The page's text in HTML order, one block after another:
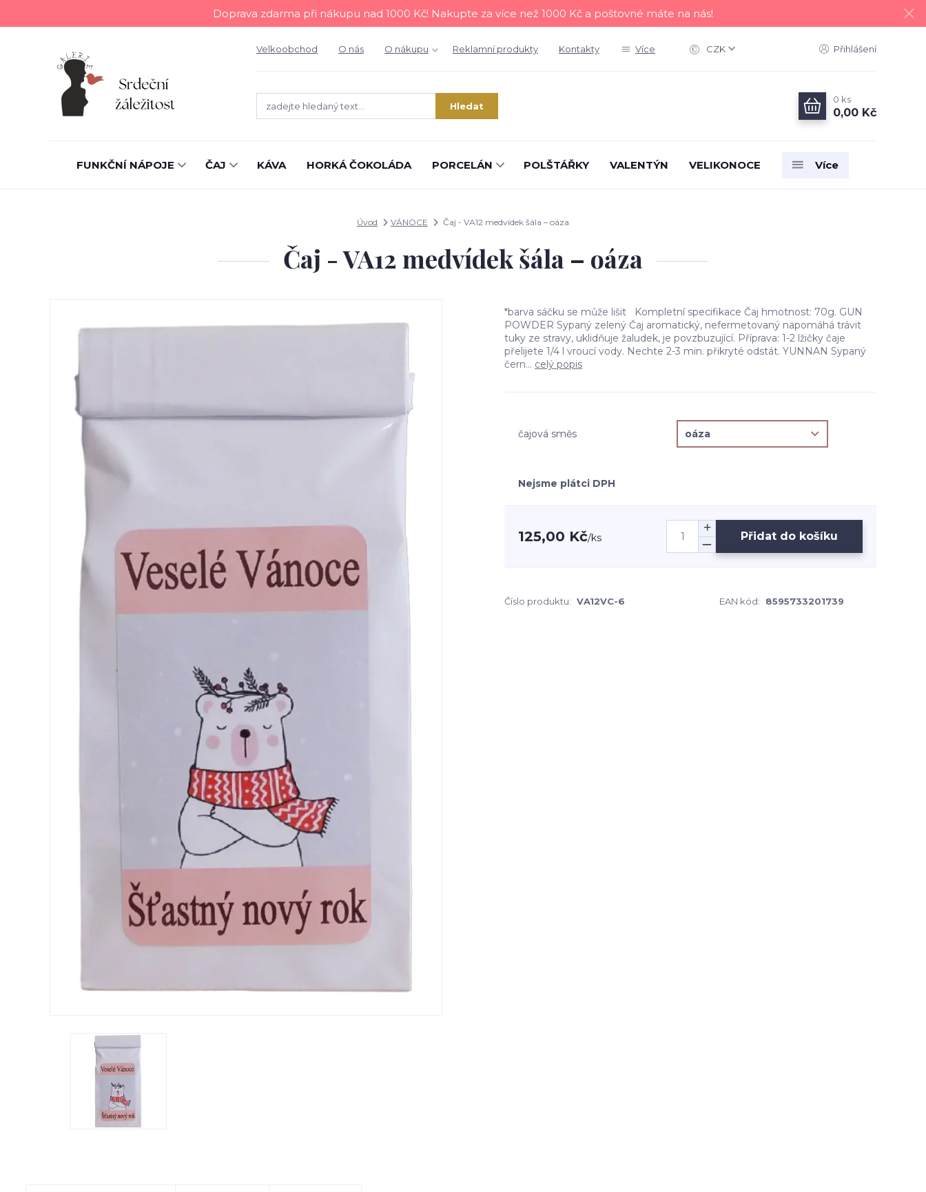
Doprava zdarma při nákupu nad 1000 Kč! Nakupte za více než 1000 Kč a poštovné máte na nás!
Velkoobchod O nás O nákupu Reklamní produkty Kontakty Více CZK Přihlášení
Hledat
0 ks
0,00 Kč
FUNKČNÍ NÁPOJE ČAJ KÁVA HORKÁ ČOKOLÁDA PORCELÁN POLŠTÁŘKY VALENTÝN VELIKONOCE Více
Úvod VÁNOCE Čaj - VA12 medvídek šála – oáza
Čaj - VA12 medvídek šála – oáza
*barva sáčku se může lišit Kompletní specifikace Čaj hmotnost: 70g. GUN
POWDER Sypaný zelený Čaj aromatický, nefermetovaný napomáhá trávit
tuky ze stravy, uklidňuje žaludek, je povzbuzující. Příprava: 1-2 lžičky čaje
přelijete 1/4 l vroucí vody. Nechte 2-3 min. přikryté odstát. YUNNAN Sypaný
čern... celý popis
čajová směs
Nejsme plátci DPH
125,00 Kč/ks Přidat do košíku
Číslo produktu: VA12VC-6 EAN kód: 8595733201739